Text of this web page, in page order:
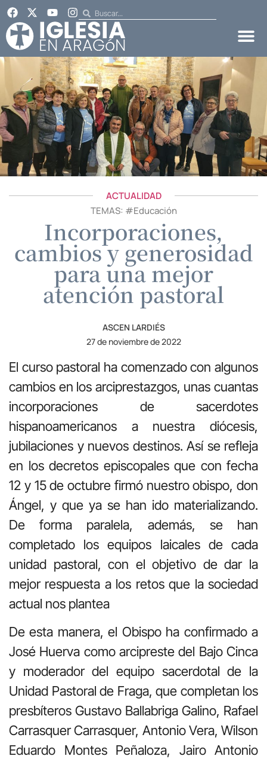
ACTUALIDAD
TEMAS: #Educación
Incorporaciones,
cambios y generosidad
para una mejor
atención pastoral
ASCEN LARDIÉS
27 de noviembre de 2022
El curso pastoral ha comenzado con algunos
cambios en los arciprestazgos, unas cuantas
incorporaciones de sacerdotes
hispanoamericanos a nuestra diócesis,
jubilaciones y nuevos destinos. Así se refleja
en los decretos episcopales que con fecha
12 y 15 de octubre firmó nuestro obispo, don
Ángel, y que ya se han ido materializando.
De forma paralela, además, se han
completado los equipos laicales de cada
unidad pastoral, con el objetivo de dar la
mejor respuesta a los retos que la sociedad
actual nos plantea
De esta manera, el Obispo ha confirmado a
José Huerva como arcipreste del Bajo Cinca
y moderador del equipo sacerdotal de la
Unidad Pastoral de Fraga, que completan los
presbíteros Gustavo Ballabriga Galino, Rafael
Carrasquer Carrasquer, Antonio Vera, Wilson
Eduardo Montes Peñaloza, Jairo Antonio